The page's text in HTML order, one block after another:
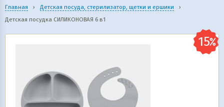
Главная › Детская посуда, стерилизатор, щетки и ершики
›
Детская посудка СИЛИКОНОВАЯ 6 в1